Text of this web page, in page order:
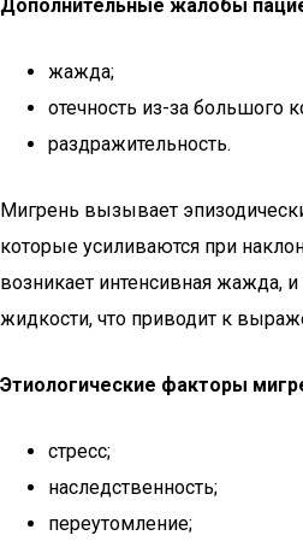
Дополнительные жалобы
жажда;
отечность из-за большого
раздражительность.
Мигрень вызывает
которые усиливаются при
возникает интенсивная жажда,
жидкости, что приводит к
Этиологические факторы
стресс;
наследственность;
переутомление;